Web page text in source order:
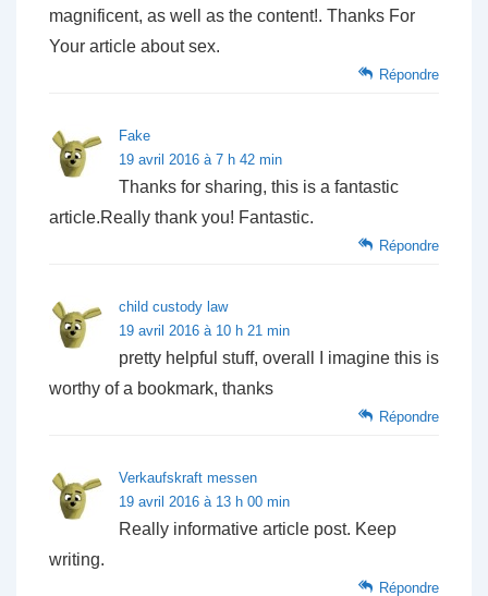
magnificent, as well as the content!. Thanks For
Your article about sex.
Répondre
Fake
19 avril 2016 à 7 h 42 min
Thanks for sharing, this is a fantastic
article.Really thank you! Fantastic.
Répondre
child custody law
19 avril 2016 à 10 h 21 min
pretty helpful stuff, overall I imagine this is
worthy of a bookmark, thanks
Répondre
Verkaufskraft messen
19 avril 2016 à 13 h 00 min
Really informative article post. Keep
writing.
Répondre